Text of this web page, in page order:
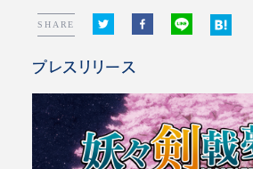
SHARE
プレスリリース